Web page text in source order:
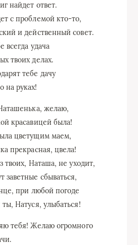
найдет ответ.
с проблемой кто-то,
и действенный совет.
всегда удача
твоих делах.
тебе дачу
на руках!
желаю,
красавицей была!
цветущим маем,
прекрасная, цвела!
твоих, Наташа, не уходит,
заветные сбываться,
при любой погоде
Натуся, улыбаться!
тебя! Желаю огромного